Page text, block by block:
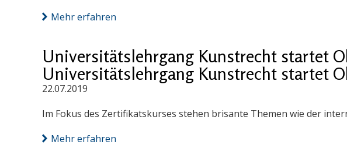
Mehr erfahren
Universitätslehrgang Kunstrecht startet
Universitätslehrgang Kunstrecht startet
22.07.2019
Im Fokus des Zertifikatskurses stehen brisante Themen wie der
Mehr erfahren